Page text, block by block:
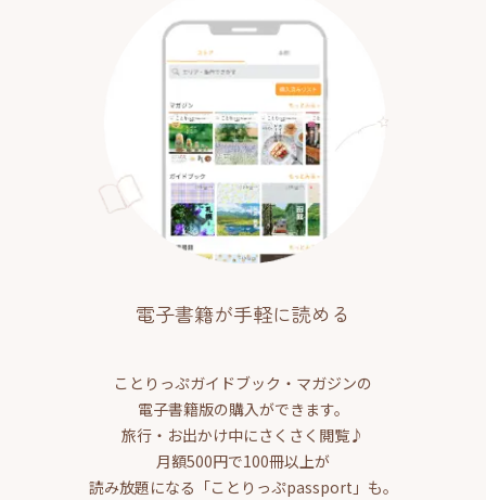
電子書籍が手軽に読める
ことりっぷガイドブック・マガジンの
電子書籍版の購入ができます。
旅行・お出かけ中にさくさく閲覧♪
月額500円で100冊以上が
読み放題になる「ことりっぷpassport」も。